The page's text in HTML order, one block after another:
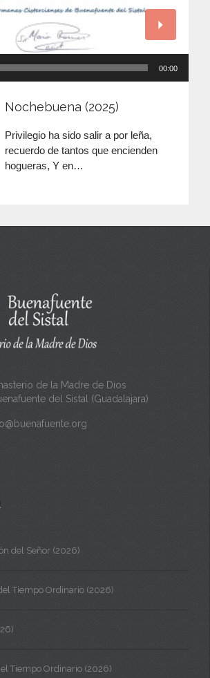
00:00
Nochebuena (2025)
Privilegio ha sido salir a por leña,
recuerdo de tantos que encienden
hogueras, Y en…
de la Madre de Dios
del Sistal (Guadalajara)
del Señor (2026)
Tiempo Ordinario (2026)
Tiempo Ordinario (2026)